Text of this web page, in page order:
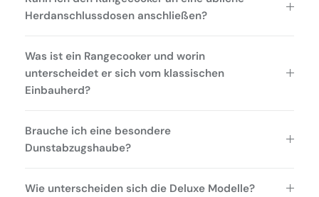
Herdanschlussdosen anschließen?
Was ist ein Rangecooker und worin
unterscheidet er sich vom klassischen
Einbauherd?
Brauche ich eine besondere
Dunstabzugshaube?
Wie unterscheiden sich die Deluxe Modelle?